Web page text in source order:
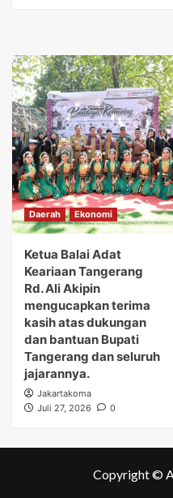
Daerah Ekonomi
Ketua Balai Adat
Keariaan Tangerang
Rd. Ali Akipin
mengucapkan terima
kasih atas dukungan
dan bantuan Bupati
Tangerang dan seluruh
jajarannya.
Jakartakoma
Juli 27, 2026
0
Copyright ©